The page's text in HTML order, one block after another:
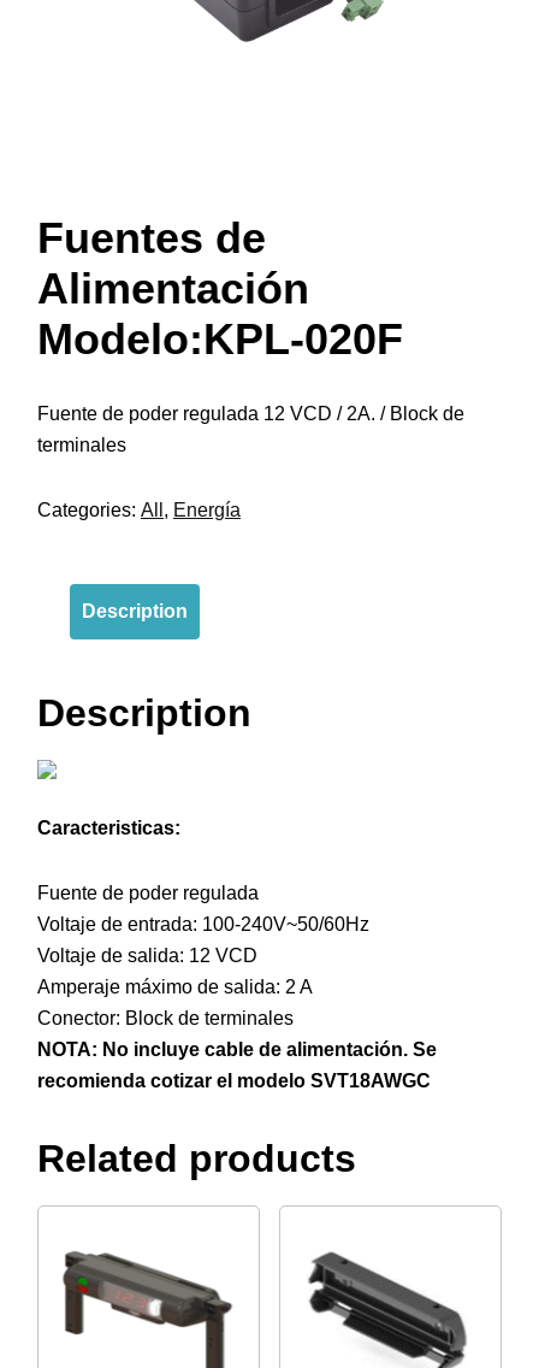
Fuentes de
Alimentación
Modelo:KPL-020F
Fuente de poder regulada 12 VCD / 2A. / Block de
terminales
Categories: All , Energía
Description
Description
Caracteristicas:
Fuente de poder regulada
Voltaje de entrada: 100-240V~50/60Hz
Voltaje de salida: 12 VCD
Amperaje máximo de salida: 2 A
Conector: Block de terminales
NOTA: No incluye cable de alimentación. Se
recomienda cotizar el modelo SVT18AWGC
Related products